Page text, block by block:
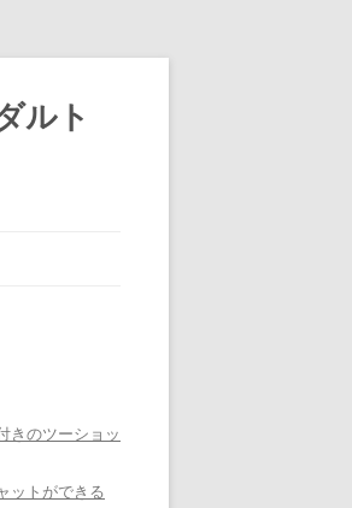
ルト
きのツーショッ
ットができる